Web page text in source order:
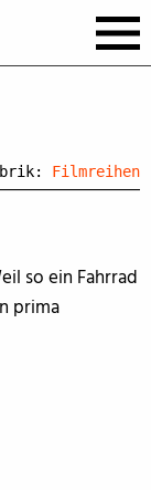
Filmreihen
so ein Fahrrad
prima